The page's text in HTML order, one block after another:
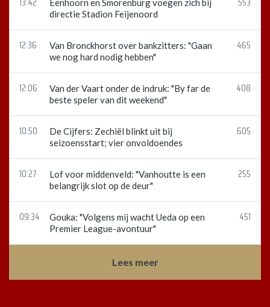
Eenhoorn en Smorenburg voegen zich bij
directie Stadion Feijenoord
12:36
Van Bronckhorst over bankzitters: "Gaan
we nog hard nodig hebben"
465
12:06
Van der Vaart onder de indruk: "By far de
beste speler van dit weekend"
408
10:50
De Cijfers: Zechiël blinkt uit bij
seizoensstart; vier onvoldoendes
605
10:27
Lof voor middenveld: "Vanhoutte is een
belangrijk slot op de deur"
255
09:34
Gouka: "Volgens mij wacht Ueda op een
Premier League-avontuur"
451
Lees meer